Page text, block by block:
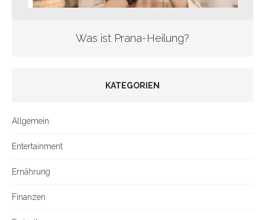
Was ist Prana-Heilung?
KATEGORIEN
Allgemein
Entertainment
Ernährung
Finanzen